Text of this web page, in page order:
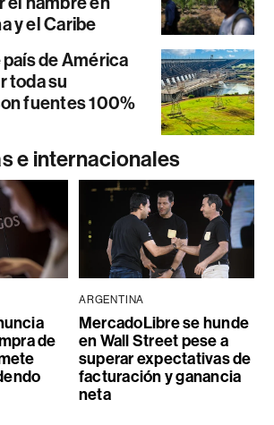
y el Caribe
de América
toda su
fuentes 100%
e internacionales
de
ARGENTINA
MercadoLibre se hunde
en Wall Street pese a
superar expectativas de
facturación y ganancia
neta